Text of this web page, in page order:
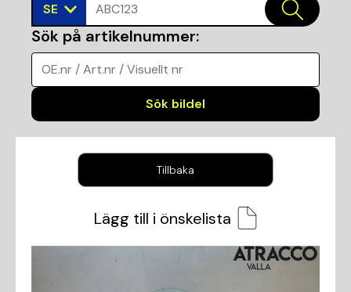
SE ABC123
Sök på artikelnummer:
OE.nr / Art.nr / Visuellt nr
Sök bildel
Tillbaka
Lägg till i önskelista